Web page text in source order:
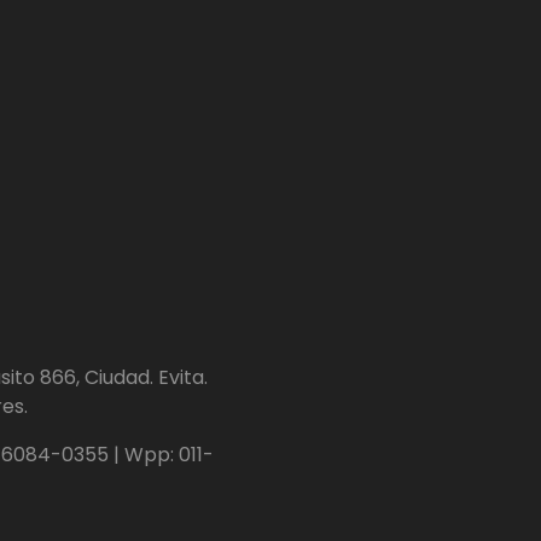
866, Ciudad. Evita.
6084-0355 | Wpp: 011-